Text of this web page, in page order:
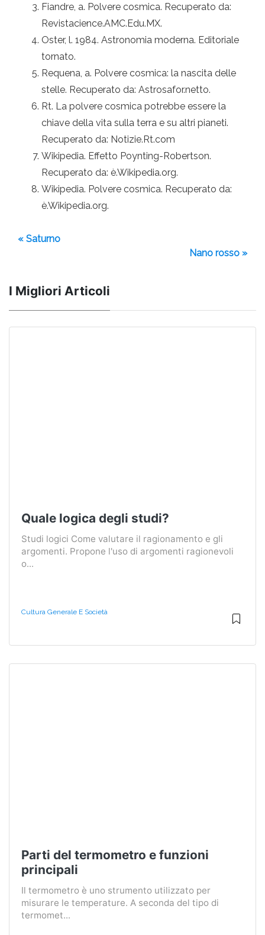
Fiandre, a. Polvere cosmica. Recuperato da:
Revistacience.AMC.Edu.MX.
Oster, l. 1984. Astronomia moderna. Editoriale
tornato.
Requena, a. Polvere cosmica: la nascita delle
stelle. Recuperato da: Astrosafor.netto.
Rt. La polvere cosmica potrebbe essere la
chiave della vita sulla terra e su altri pianeti.
Recuperato da: Notizie.Rt.com
Wikipedia. Effetto Poynting-Robertson.
Recuperato da: è.Wikipedia.org.
Wikipedia. Polvere cosmica. Recuperato da:
è.Wikipedia.org.
« Saturno
Nano rosso »
I Migliori Articoli
Quale logica degli studi?
Studi logici Come valutare il ragionamento e gli
argomenti. Propone l'uso di argomenti ragionevoli
o...
Cultura Generale E Società
Parti del termometro e funzioni
principali
Il termometro è uno strumento utilizzato per
misurare le temperature. A seconda del tipo di
termomet...